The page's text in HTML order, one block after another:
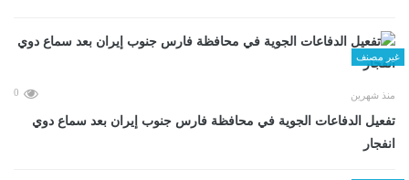
غير مصنف
منذ شهرين 0
تفعيل الدفاعات الجوية في محافظة فارس جنوب إيران بعد سماع دوي
انفجار